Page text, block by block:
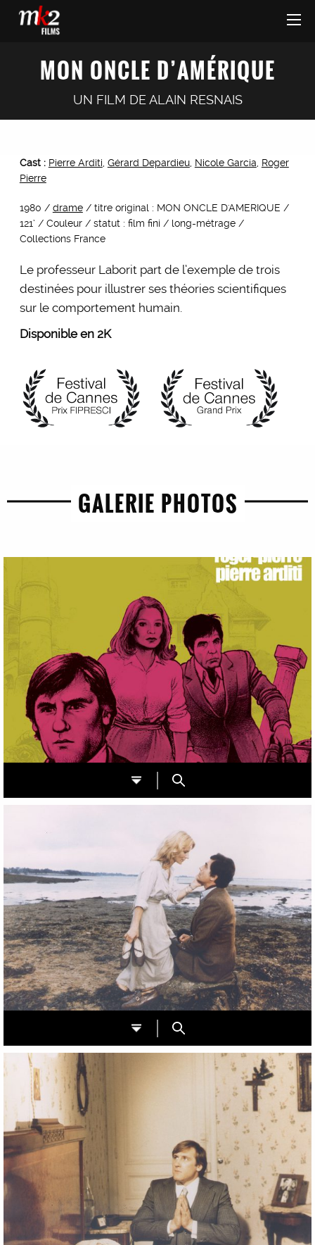
MON ONCLE D’AMÉRIQUE
UN FILM DE ALAIN RESNAIS
Cast : Pierre Arditi Gérard Depardieu, Nicole Garcia Roger
Pierre
1980 / drame/ titre original : MON ONCLE D'AMERIQUE /
121’ / Couleur / statut : film fini / long-métrage /
Collections France
Le professeur Laborit part de l’exemple de trois
destinées pour illustrer ses théories scientifiques
sur le comportement humain.
Disponible en 2K
GALERIE PHOTOS